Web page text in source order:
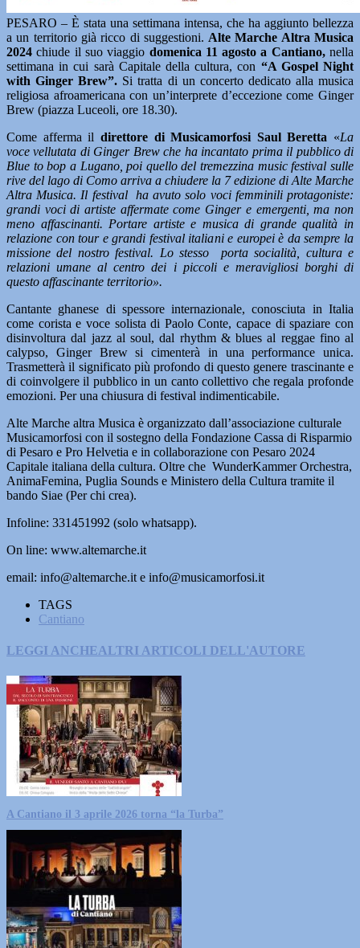
PESARO – È stata una settimana intensa, che ha aggiunto bellezza
a un territorio già ricco di suggestioni. Alte Marche Altra Musica
2024 chiude il suo viaggio domenica 11 agosto a Cantiano,nella
settimana in cui sarà Capitale della cultura, con “A Gospel Night
with Ginger Brew”. Si tratta di un concerto dedicato alla musica
religiosa afroamericana con un’interprete d’eccezione come Ginger
Brew (piazza Luceoli, ore 18.30).
Come afferma il direttore di Musicamorfosi Saul Beretta «La
voce vellutata di Ginger Brew che ha incantato prima il pubblico di
Blue to bop a Lugano, poi quello del tremezzina music festival sulle
rive del lago di Como arriva a chiudere la 7 edizione di Alte Marche
Altra Musica. Il festival ha avuto solo voci femminili protagoniste:
grandi voci di artiste affermate come Ginger e emergenti, ma non
meno affascinanti. Portare artiste e musica di grande qualità in
relazione con tour e grandi festival italiani e europei è da sempre la
missione del nostro festival. Lo stesso porta socialità, cultura e
relazioni umane al centro dei i piccoli e meravigliosi borghi di
questo affascinante territorio».
Cantante ghanese di spessore internazionale, conosciuta in Italia
come corista e voce solista di Paolo Conte, capace di spaziare con
disinvoltura dal jazz al soul, dal rhythm & blues al reggae fino al
calypso, Ginger Brew si cimenterà in una performance unica.
Trasmetterà il significato più profondo di questo genere trascinante e
di coinvolgere il pubblico in un canto collettivo che regala profonde
emozioni. Per una chiusura di festival indimenticabile.
Alte Marche altra Musica è organizzato dall’associazione culturale
Musicamorfosi con il sostegno della Fondazione Cassa di Risparmio
di Pesaro e Pro Helvetia e in collaborazione con Pesaro 2024
Capitale italiana della cultura. Oltre che WunderKammer Orchestra,
AnimaFemina, Puglia Sounds e Ministero della Cultura tramite il
bando Siae (Per chi crea).
Infoline: 331451992 (solo whatsapp).
On line: www.altemarche.it
email: info@altemarche.it e info@musicamorfosi.it
TAGS
Cantiano
LEGGI ANCHEALTRI ARTICOLI DELL'AUTORE
A Cantiano il 3 aprile 2026 torna “la Turba”